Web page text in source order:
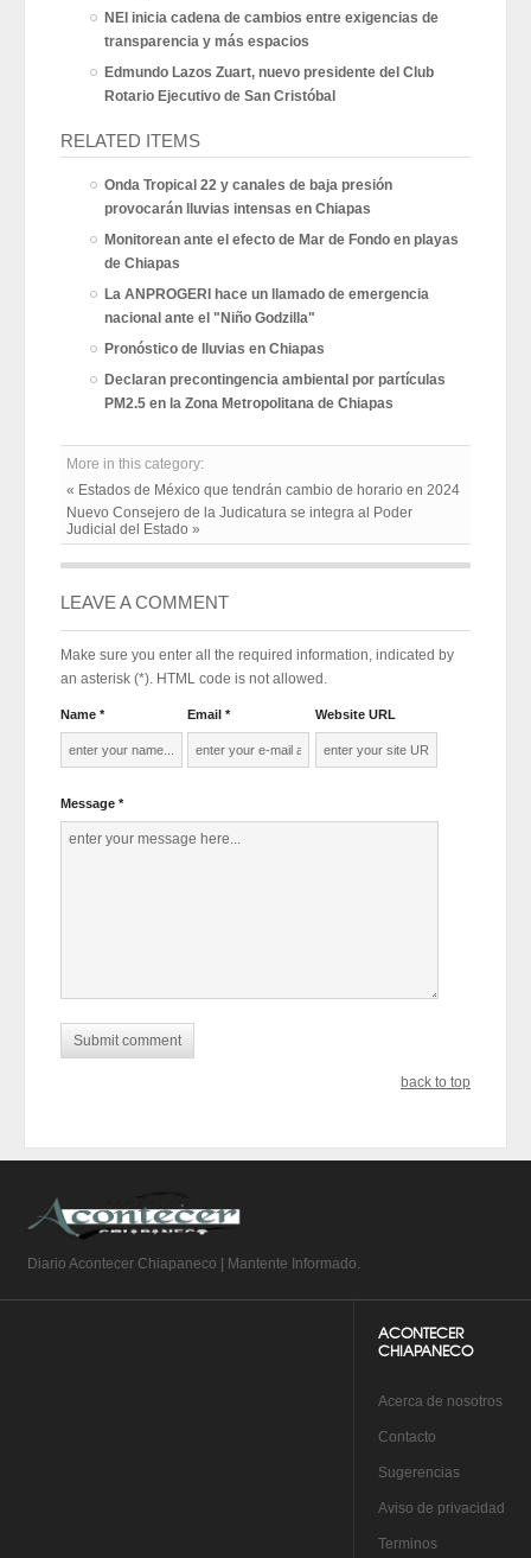
NEI inicia cadena de cambios entre exigencias de
transparencia y más espacios
Edmundo Lazos Zuart, nuevo presidente del Club
Rotario Ejecutivo de San Cristóbal
RELATED ITEMS
Onda Tropical 22 y canales de baja presión
provocarán lluvias intensas en Chiapas
Monitorean ante el efecto de Mar de Fondo en playas
de Chiapas
La ANPROGERI hace un llamado de emergencia
nacional ante el "Niño Godzilla"
Pronóstico de lluvias en Chiapas
Declaran precontingencia ambiental por partículas
PM2.5 en la Zona Metropolitana de Chiapas
More in this category:
« Estados de México que tendrán cambio de horario en 2024
Nuevo Consejero de la Judicatura se integra al Poder
Judicial del Estado »
LEAVE A COMMENT
Make sure you enter all the required information, indicated by
an asterisk (*). HTML code is not allowed.
Name * Email * Website URL
Message *
back to top
Diario Acontecer Chiapaneco | Mantente Informado.
ACONTECER
CHIAPANECO
Acerca de nosotros
Contacto
Sugerencias
Aviso de privacidad
Terminos